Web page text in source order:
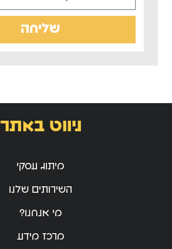
שליחה
ניווט באתר
מיתוג עסקי
השירותים שלנו
מי אנחנו?
מרכז מידע